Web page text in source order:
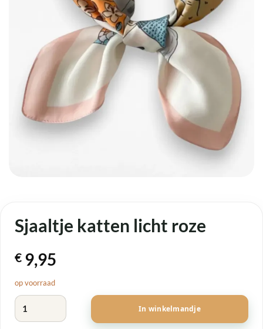
Sjaaltje katten licht roze
€ 9,95
op voorraad
Sjaaltje katten licht roze aantal
In winkelmandje